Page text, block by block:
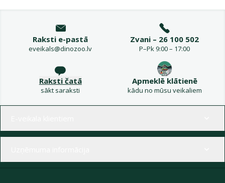
Raksti e-pastā
eveikals@dinozoo.lv
Zvani – 26 100 502
P–Pk 9:00 – 17:00
Raksti čatā
sākt saraksti
Apmeklē klātienē
kādu no mūsu veikaliem